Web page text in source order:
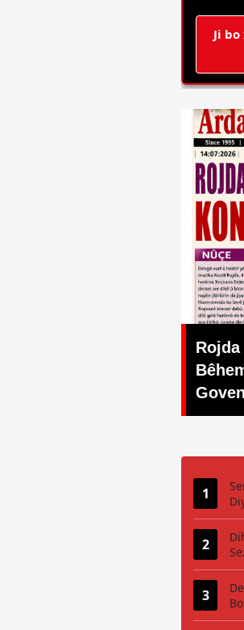
Ji
Rojda li Xoçvanê Konsereke
Bêhempa Da: Bi Hezarên